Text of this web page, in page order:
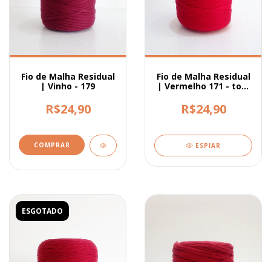
Fio de Malha Residual
| Vinho - 179
R$24,90
Fio de Malha Residual
| Vermelho 171 - tom
R$24,90
ESPIAR
ESGOTADO